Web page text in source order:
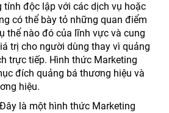
tính độc lập với các dịch vụ hoặc
có thể bày tỏ những quan điểm
thể nào đó của lĩnh vực và cung
trị cho người dùng thay vì quảng
trực tiếp. Hình thức Marketing
đích quảng bá thương hiệu và
hiệu.
là một hình thức Marketing